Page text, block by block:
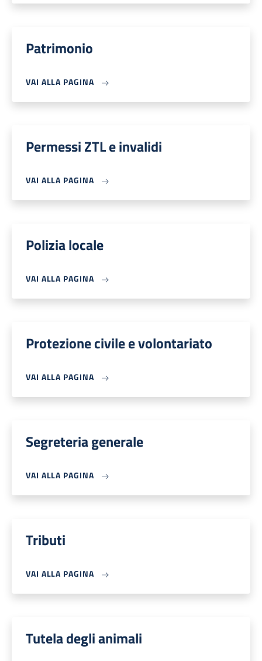
Patrimonio
VAI ALLA PAGINA
Permessi ZTL e invalidi
VAI ALLA PAGINA
Polizia locale
VAI ALLA PAGINA
Protezione civile e volontariato
VAI ALLA PAGINA
Segreteria generale
VAI ALLA PAGINA
Tributi
VAI ALLA PAGINA
Tutela degli animali